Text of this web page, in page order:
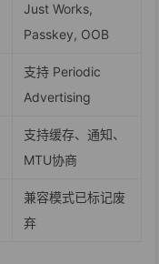
Just Works,
Passkey, OOB
支持 Periodic
Advertising
支持缓存、通知、
MTU协商
兼容模式已标记废
弃